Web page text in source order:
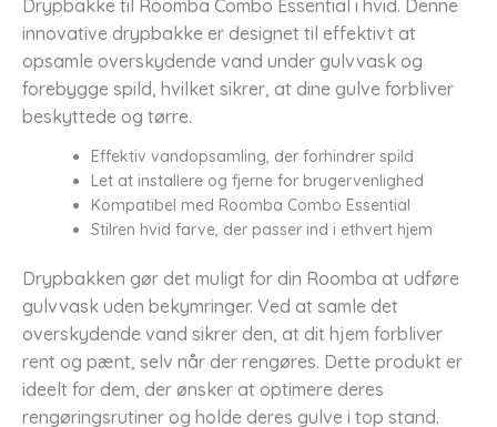
Drypbakke til Roomba Combo Essential i hvid. Denne
innovative drypbakke er designet til effektivt at
opsamle overskydende vand under gulvvask og
forebygge spild, hvilket sikrer, at dine gulve forbliver
beskyttede og tørre.
Effektiv vandopsamling, der forhindrer spild
Let at installere og fjerne for brugervenlighed
Kompatibel med Roomba Combo Essential
Stilren hvid farve, der passer ind i ethvert hjem
Drypbakken gør det muligt for din Roomba at udføre
gulvvask uden bekymringer. Ved at samle det
overskydende vand sikrer den, at dit hjem forbliver
rent og pænt, selv når der rengøres. Dette produkt er
ideelt for dem, der ønsker at optimere deres
rengøringsrutiner og holde deres gulve i top stand.